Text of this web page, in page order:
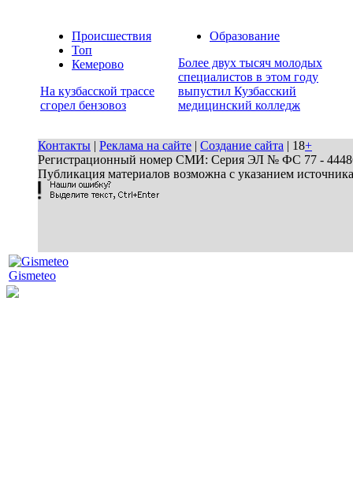
Происшествия
Топ
Кемерово
На кузбасской трассе
сгорел бензовоз
Образование
Более двух тысяч молодых
специалистов в этом году
выпустил Кузбасский
медицинский колледж
Контакты | Реклама на сайте | Создание сайта | 18+
Регистрационный номер СМИ: Серия ЭЛ № ФС 77 - 44486
Публикация материалов возможна с указанием
Gismeteo